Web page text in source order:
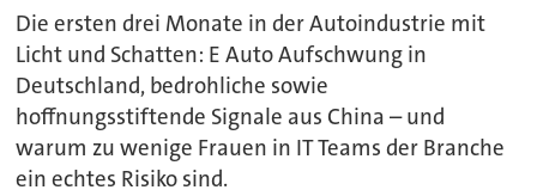
Die ersten drei Monate in der Autoindustrie mit
Licht und Schatten: E Auto Aufschwung in
Deutschland, bedrohliche sowie
hoffnungsstiftende Signale aus China – und
warum zu wenige Frauen in IT Teams der Branche
ein echtes Risiko sind.